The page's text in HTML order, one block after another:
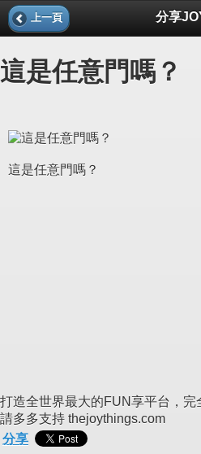
上一頁 分享
這是任意門嗎？
這是任意門嗎？
打造全世界最大的FUN享平台，完
請多多支持 thejoythings.com
分享